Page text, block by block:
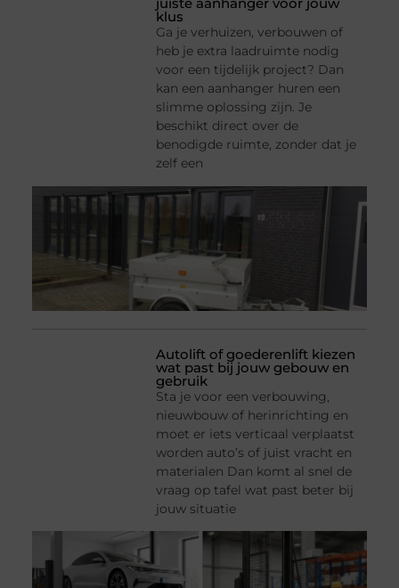
juiste aanhanger voor jouw
klus
Ga je verhuizen, verbouwen of
heb je extra laadruimte nodig
voor een tijdelijk project? Dan
kan een aanhanger huren een
slimme oplossing zijn. Je
beschikt direct over de
benodigde ruimte, zonder dat je
zelf een
Autolift of goederenlift kiezen
wat past bij jouw gebouw en
gebruik
Sta je voor een verbouwing,
nieuwbouw of herinrichting en
moet er iets verticaal verplaatst
worden auto’s of juist vracht en
materialen Dan komt al snel de
vraag op tafel wat past beter bij
jouw situatie